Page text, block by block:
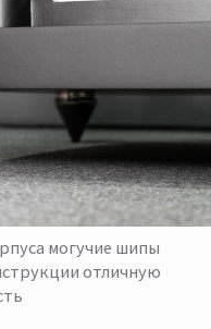
могучие шипы
отличную